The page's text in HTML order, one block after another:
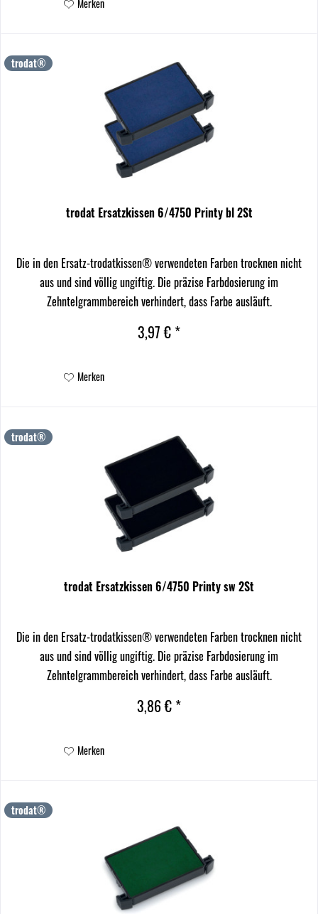
Merken
trodat®
trodat Ersatzkissen 6/4750 Printy bl 2St
Die in den Ersatz-trodatkissen® verwendeten Farben trocknen nicht
aus und sind völlig ungiftig. Die präzise Farbdosierung im
Zehntelgrammbereich verhindert, dass Farbe ausläuft.
3,97 € *
Merken
trodat®
trodat Ersatzkissen 6/4750 Printy sw 2St
Die in den Ersatz-trodatkissen® verwendeten Farben trocknen nicht
aus und sind völlig ungiftig. Die präzise Farbdosierung im
Zehntelgrammbereich verhindert, dass Farbe ausläuft.
3,86 € *
Merken
trodat®